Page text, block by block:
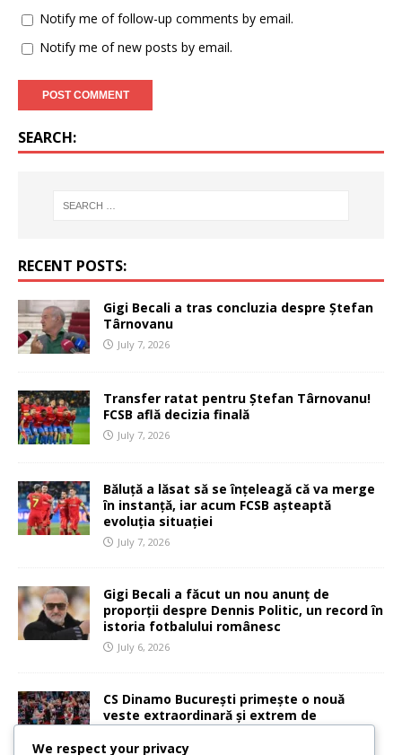
Notify me of follow-up comments by email.
Notify me of new posts by email.
SEARCH:
RECENT POSTS:
Gigi Becali a tras concluzia despre Ștefan
Târnovanu
July 7, 2026
Transfer ratat pentru Ștefan Târnovanu!
FCSB află decizia finală
July 7, 2026
Băluță a lăsat să se înțeleagă că va merge
în instanță, iar acum FCSB așteaptă
evoluția situației
July 7, 2026
Gigi Becali a făcut un nou anunț de
proporții despre Dennis Politic, un record în
istoria fotbalului românesc
July 6, 2026
CS Dinamo București primește o nouă
veste extraordinară și extrem de
importantă
July 6, 2026
We respect your privacy